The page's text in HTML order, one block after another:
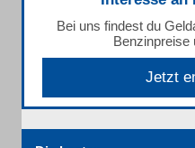
Bei uns findest du
Benzinpreise
Jetzt